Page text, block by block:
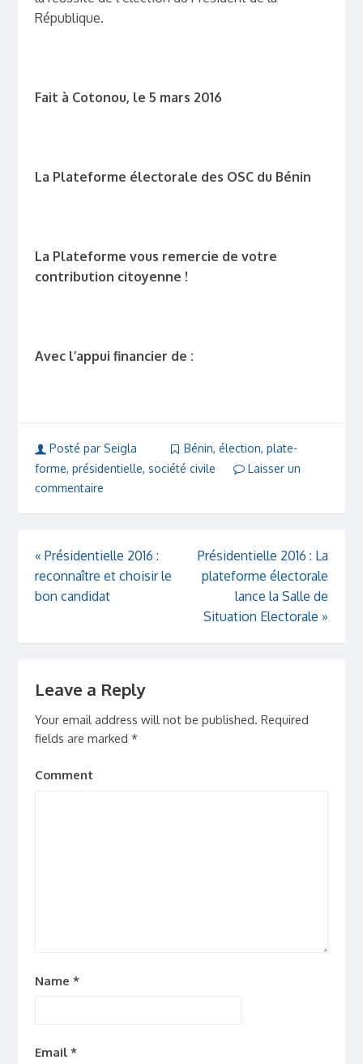
République.
Fait à Cotonou, le 5 mars 2016
La Plateforme électorale des OSC du Bénin
La Plateforme vous remercie de votre
contribution citoyenne !
Avec l’appui financier de :
Posté par Seigla Bénin, élection, plate-
forme, présidentielle, société civile
Laisser un
commentaire
« Présidentielle 2016 :
reconnaître et choisir le
bon candidat
Présidentielle 2016 : La
plateforme électorale
lance la Salle de
Situation Electorale »
Leave a Reply
Your email address will not be published. Required
fields are marked *
Comment
Name *
Email *